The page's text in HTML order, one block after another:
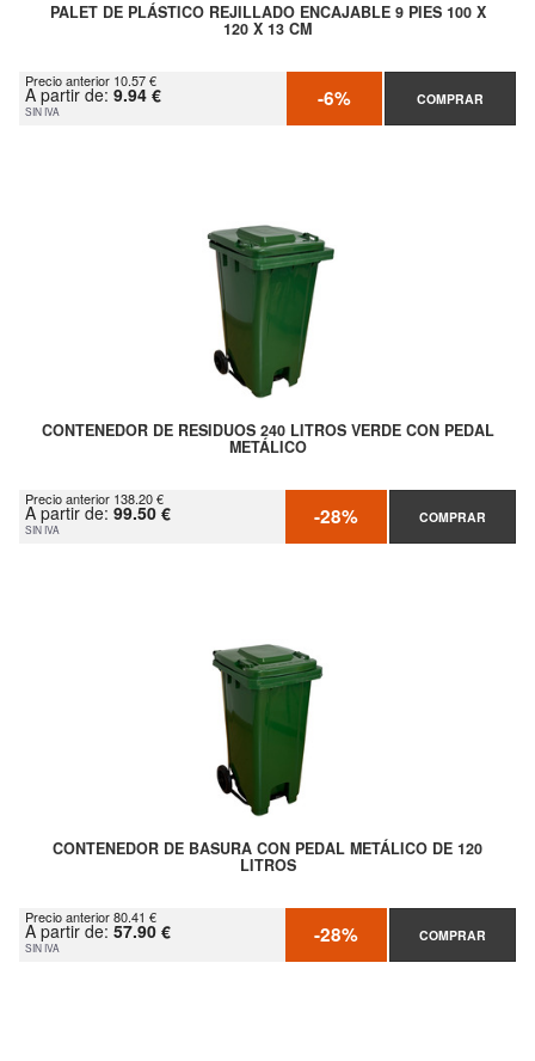
PALET DE PLÁSTICO REJILLADO ENCAJABLE 9 PIES 100 X
120 X 13 CM
Precio anterior 10.57 €
A partir de: 9.94 €
SIN IVA -6% COMPRAR
CONTENEDOR DE RESIDUOS 240 LITROS VERDE CON PEDAL
METÁLICO
Precio anterior 138.20 €
A partir de: 99.50 €
SIN IVA -28% COMPRAR
CONTENEDOR DE BASURA CON PEDAL METÁLICO DE 120
LITROS
Precio anterior 80.41 €
A partir de: 57.90 €
SIN IVA -28% COMPRAR